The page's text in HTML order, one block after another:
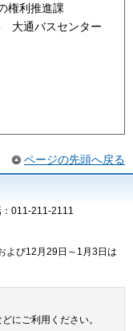
権利推進課
大通バスセンター
ページの先頭へ戻る
：011-211-2111
よび12月29日～1月3日は
にご利用ください。